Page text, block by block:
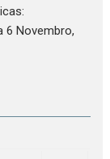
6 Novembro,